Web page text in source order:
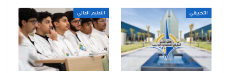
التطبيقي التعليم العالي